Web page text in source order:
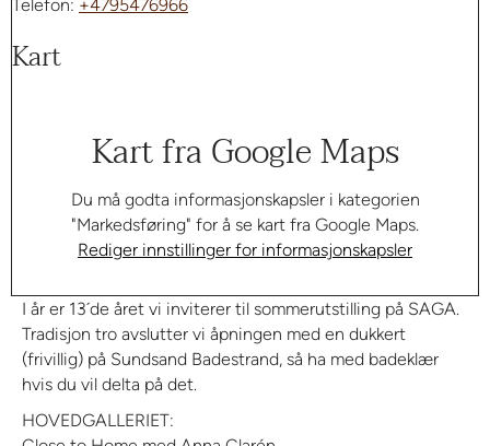
I år er 13´de året vi inviterer til sommerutstilling på SAGA.
Tradisjon tro avslutter vi åpningen med en dukkert
(frivillig) på Sundsand Badestrand, så ha med badeklær
hvis du vil delta på det.
HOVEDGALLERIET:
Telefon: +4795476966
Kart
Kart fra Google Maps
Du må godta informasjonskapsler i kategorien
"Markedsføring" for å se kart fra Google Maps.
Rediger innstillinger for informasjonskapsler